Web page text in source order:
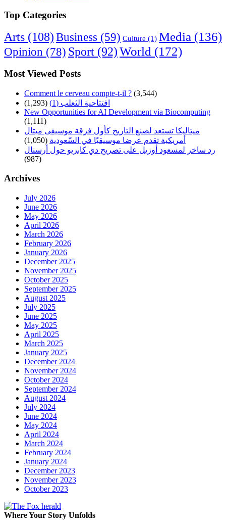
Top Categories
Arts (108) Business (59) Culture (1) Media (136)
Opinion (78) Sport (92)World (172)
Most Viewed Posts
Comment le cerveau compte-t-il ? (3,544)
افتتاحية الثعلب (1)
(1,293)
New Opportunities for AI Development via Biocomputing
(1,111)
ميتاليكا تستعد لصنع التاريخ كأول فرقة موسيقى ميتال
أمريكية تقدم عرضا موسيقيًا في السّعودية (1,050)
رد ساخر لمسعود أوزيل على تصريح دي كابريو حول أرسنال
(987)
Archives
July 2026
June 2026
May 2026
April 2026
March 2026
February 2026
January 2026
December 2025
November 2025
October 2025
September 2025
August 2025
July 2025
June 2025
May 2025
April 2025
March 2025
January 2025
December 2024
November 2024
October 2024
September 2024
August 2024
July 2024
June 2024
May 2024
April 2024
March 2024
February 2024
January 2024
December 2023
November 2023
October 2023
Where Your Story Unfolds